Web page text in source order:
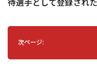
待選手として登録された
次ページ: